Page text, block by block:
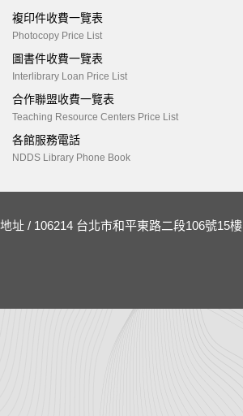
複印件收費一覽表
Photocopy Price List
圖書件收費一覽表
Interlibrary Loan Price List
合作聯盟收費一覽表
Teaching Resource Centers Price List
各館服務電話
NDDS Library Phone Book
地址 / 106214 台北市和平東路二段106號15樓